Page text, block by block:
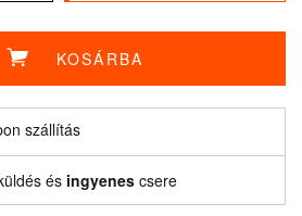
KOSÁRBA
szállítás
és ingyenes csere